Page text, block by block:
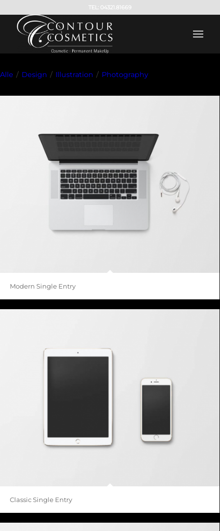
TEL: 04321.81669
Alle / Design / Illustration / Photography
Modern Single Entry
Classic Single Entry